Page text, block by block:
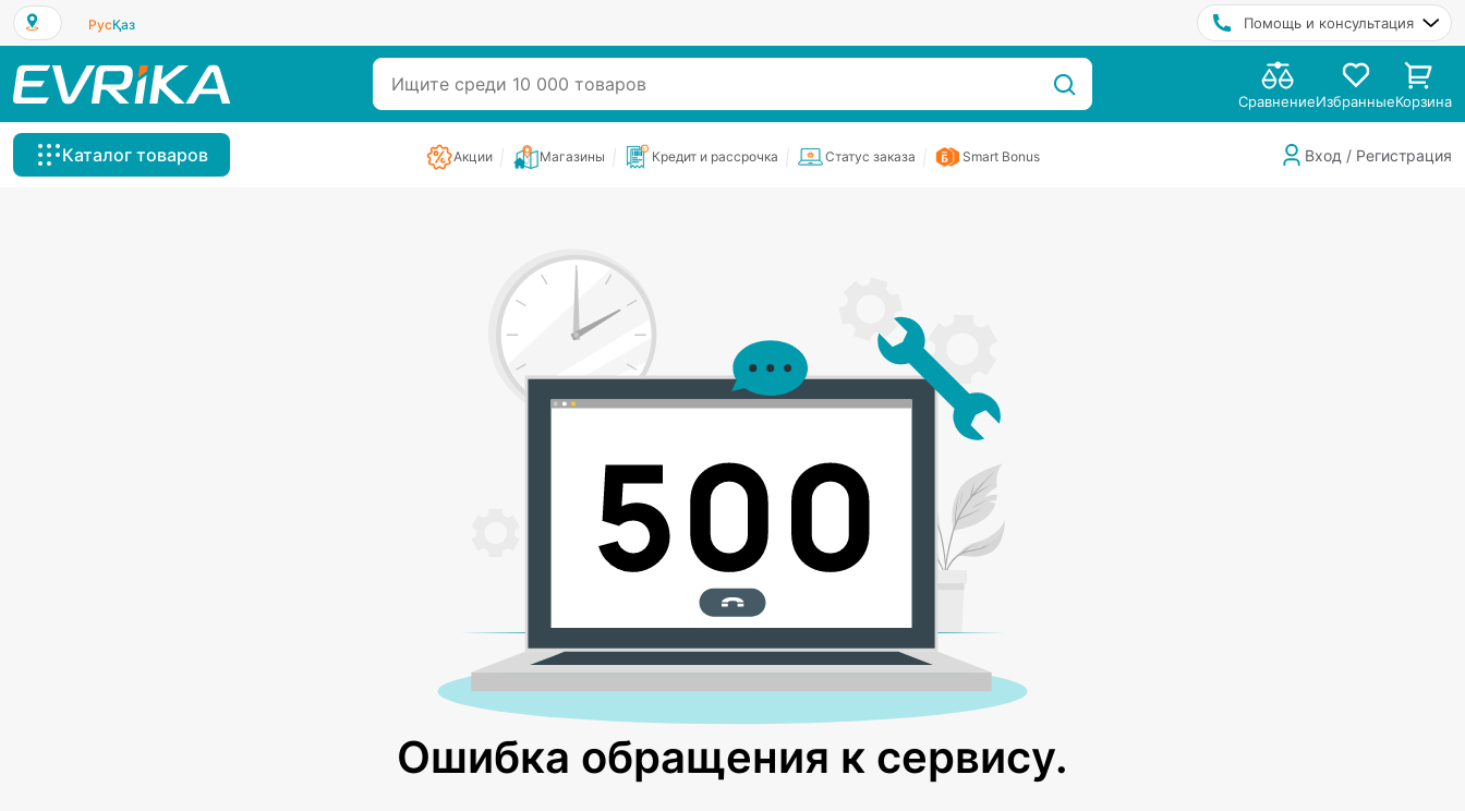
РусҚаз Помощь и консультация
СравнениеИзбранныеКорзина
Каталог товаров Акции Магазины Кредит и рассрочка Статус заказа Smart Bonus Вход / Регистрация
Ошибка обращения к сервису.